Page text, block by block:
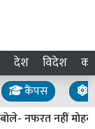
देश विदेश
कैंपस
नफरत नहीं